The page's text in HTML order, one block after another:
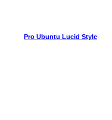
Pro Ubuntu Lucid Style